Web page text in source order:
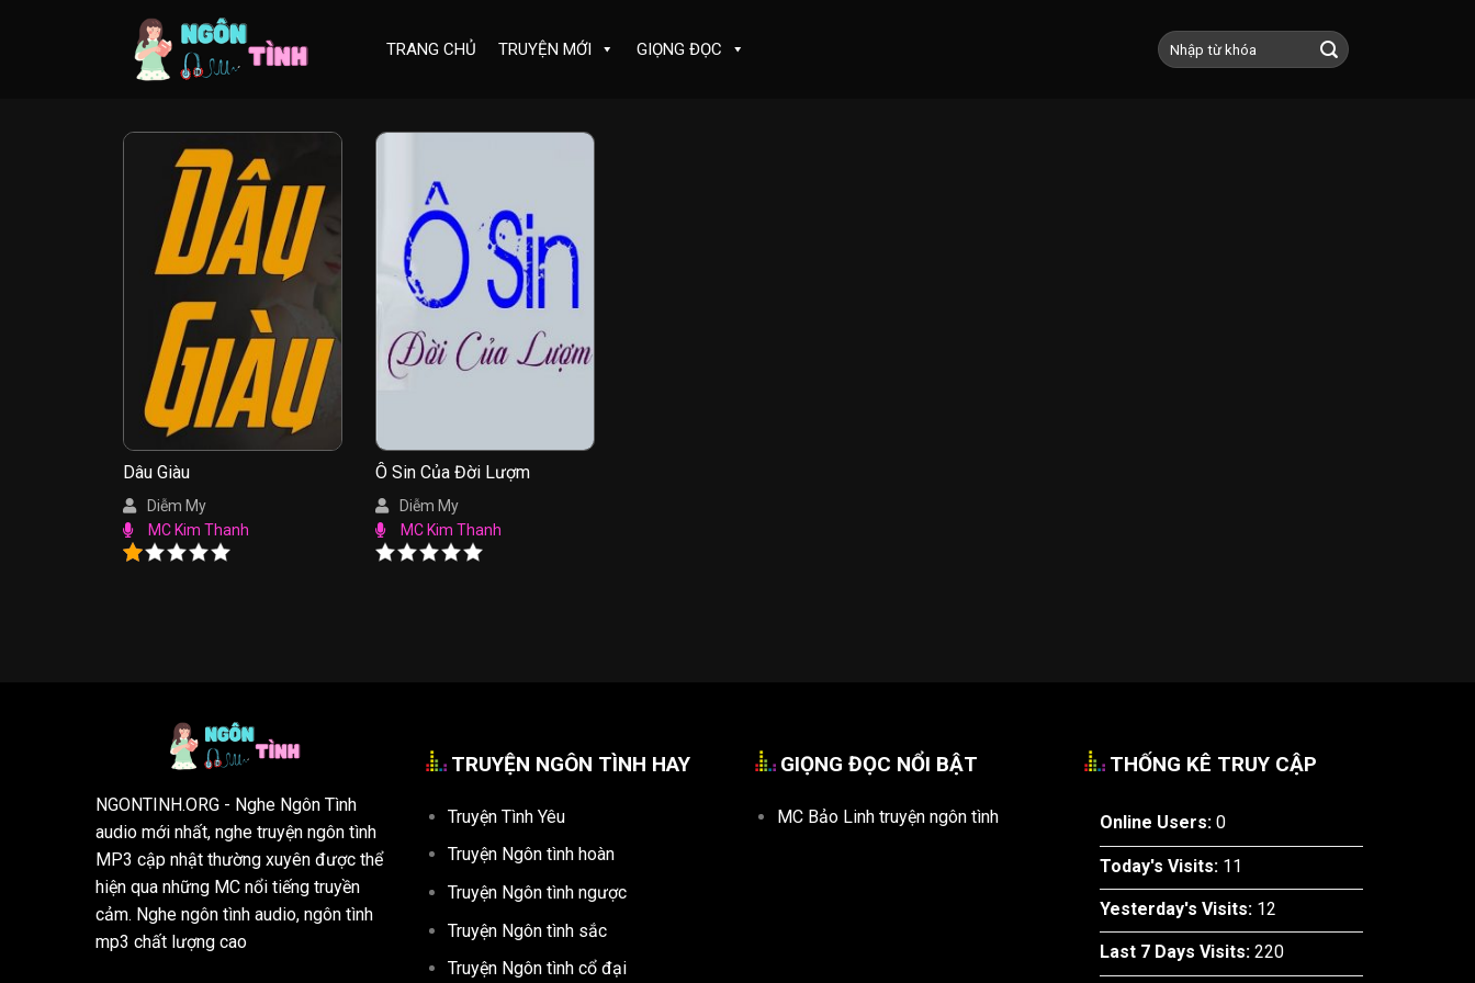
TRANG CHỦ TRUYỆN MỚI GIỌNG ĐỌC
Dâu Giàu
Diễm My
MC Kim Thanh
Ô Sin Của Đời Lượm
Diễm My
MC Kim Thanh
NGONTINH.ORG - Nghe Ngôn Tình
audio mới nhất, nghe truyện ngôn tình
MP3 cập nhật thường xuyên được thể
hiện qua những MC nổi tiếng truyền
cảm. Nghe ngôn tình audio, ngôn tình
mp3 chất lượng cao
TRUYỆN NGÔN TÌNH HAY
Truyện Tình Yêu
Truyện Ngôn tình hoàn
Truyện Ngôn tình ngược
Truyện Ngôn tình sắc
Truyện Ngôn tình cổ đại
GIỌNG ĐỌC NỔI BẬT
MC Bảo Linh truyện ngôn tình
THỐNG KÊ TRUY CẬP
Online Users: 0
Today's Visits: 11
Yesterday's Visits: 12
Last 7 Days Visits: 220